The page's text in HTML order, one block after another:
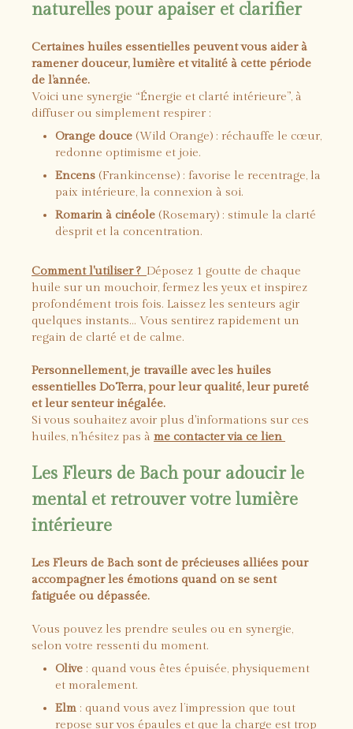
naturelles pour apaiser et clarifier
Certaines huiles essentielles peuvent vous aider à
ramener douceur, lumière et vitalité à cette période
de l’année.
Voici une synergie “Énergie et clarté intérieure”, à
diffuser ou simplement respirer :
Orange douce (Wild Orange) : réchauffe le cœur,
redonne optimisme et joie.
Encens (Frankincense) : favorise le recentrage, la
paix intérieure, la connexion à soi.
Romarin à cinéole (Rosemary) : stimule la clarté
d’esprit et la concentration.
Comment l'utiliser ? Déposez 1 goutte de chaque
huile sur un mouchoir, fermez les yeux et inspirez
profondément trois fois. Laissez les senteurs agir
quelques instants… Vous sentirez rapidement un
regain de clarté et de calme.
Personnellement, je travaille avec les huiles
essentielles DoTerra, pour leur qualité, leur pureté
et leur senteur inégalée.
Si vous souhaitez avoir plus d'informations sur ces
huiles, n'hésitez pas à me contacter via ce lien
Les Fleurs de Bach pour adoucir le
mental et retrouver votre lumière
intérieure
Les Fleurs de Bach sont de précieuses alliées pour
accompagner les émotions quand on se sent
fatiguée ou dépassée.
Vous pouvez les prendre seules ou en synergie,
selon votre ressenti du moment.
Olive : quand vous êtes épuisée, physiquement
et moralement.
Elm : quand vous avez l’impression que tout
repose sur vos épaules et que la charge est trop